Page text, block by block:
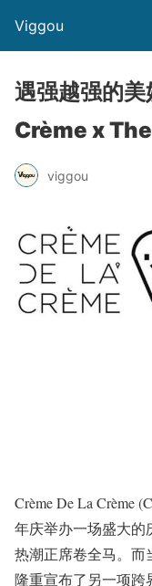
Viggou
遇强越强的
Crème x
viggou
Crème De La Crème
年庆举办一场盛大的
热潮正席卷全马。而
隆重宣布了另一项跨